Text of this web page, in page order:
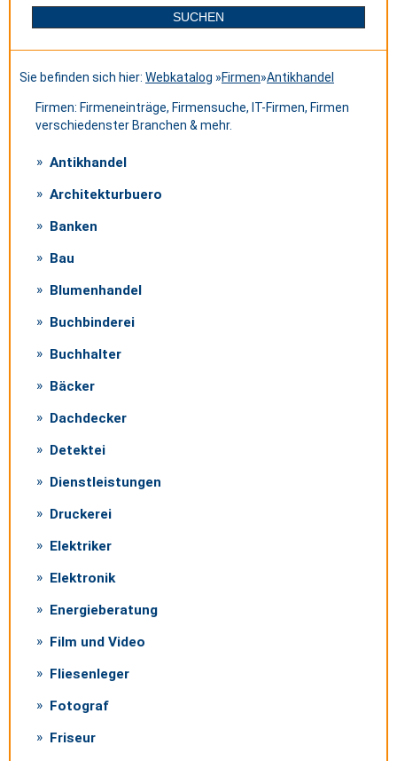
Sie befinden sich hier: Webkatalog »Firmen»Antikhandel
Firmen: Firmeneinträge, Firmensuche, IT-Firmen, Firmen
verschiedenster Branchen & mehr.
Antikhandel
Architekturbuero
Banken
Bau
Blumenhandel
Buchbinderei
Buchhalter
Bäcker
Dachdecker
Detektei
Dienstleistungen
Druckerei
Elektriker
Elektronik
Energieberatung
Film und Video
Fliesenleger
Fotograf
Friseur